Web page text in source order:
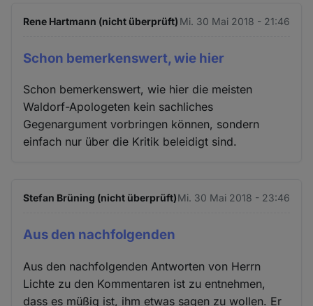
Rene Hartmann (nicht überprüft) Mi. 30 Mai 2018 - 21:46
Schon bemerkenswert, wie hier
Schon bemerkenswert, wie hier die meisten
Waldorf-Apologeten kein sachliches
Gegenargument vorbringen können, sondern
einfach nur über die Kritik beleidigt sind.
Stefan Brüning (nicht überprüft)Mi. 30 Mai 2018 - 23:46
Aus den nachfolgenden
Aus den nachfolgenden Antworten von Herrn
Lichte zu den Kommentaren ist zu entnehmen,
dass es müßig ist, ihm etwas sagen zu wollen. Er